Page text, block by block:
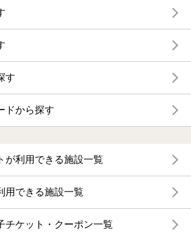
す
ドから探す
が利用できる施設一覧
用できる施設一覧
チケット・クーポン一覧